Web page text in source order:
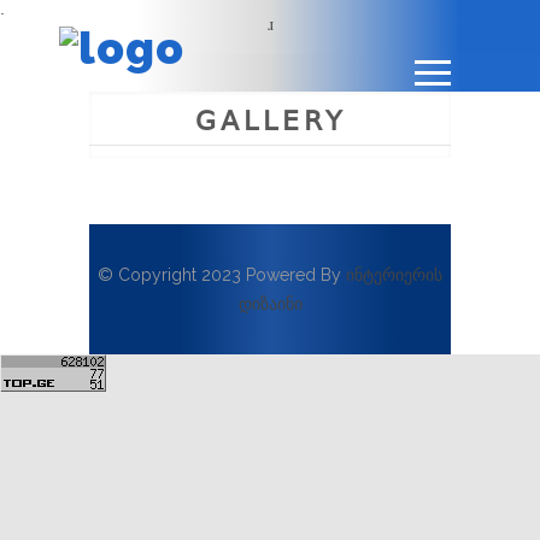
GALLERY
© Copyright 2023 Powered By ინტერიერის
დიზაინი